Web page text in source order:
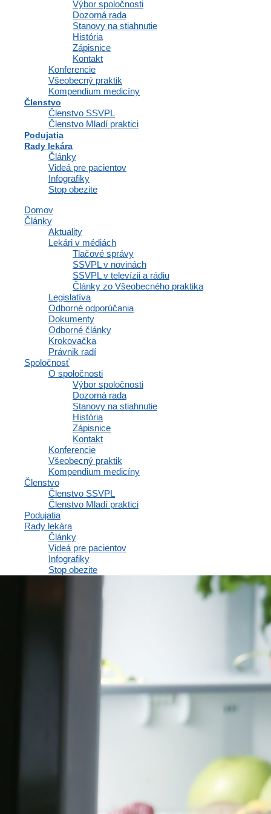
Výbor spoločnosti
Dozorná rada
Stanovy na stiahnutie
História
Zápisnice
Kontakt
Konferencie
Všeobecný praktik
Kompendium medicíny
Členstvo
Členstvo SSVPL
Členstvo Mladí praktici
Podujatia
Rady lekára
Články
Videá pre pacientov
Infografiky
Stop obezite
Domov
Články
Aktuality
Lekári v médiách
Tlačové správy
SSVPL v novinách
SSVPL v televízii a rádiu
Články zo Všeobecného praktika
Legislatíva
Odborné odporúčania
Dokumenty
Odborné články
Krokovačka
Právnik radí
Spoločnosť
O spoločnosti
Výbor spoločnosti
Dozorná rada
Stanovy na stiahnutie
História
Zápisnice
Kontakt
Konferencie
Všeobecný praktik
Kompendium medicíny
Členstvo
Členstvo SSVPL
Členstvo Mladí praktici
Podujatia
Rady lekára
Články
Videá pre pacientov
Infografiky
Stop obezite
Hlboká žilová trombóza je potenciálne nebezpečný stav. Čo je hlboká
žilová trombóza a aké sú jej riziká? Aké má trombóza